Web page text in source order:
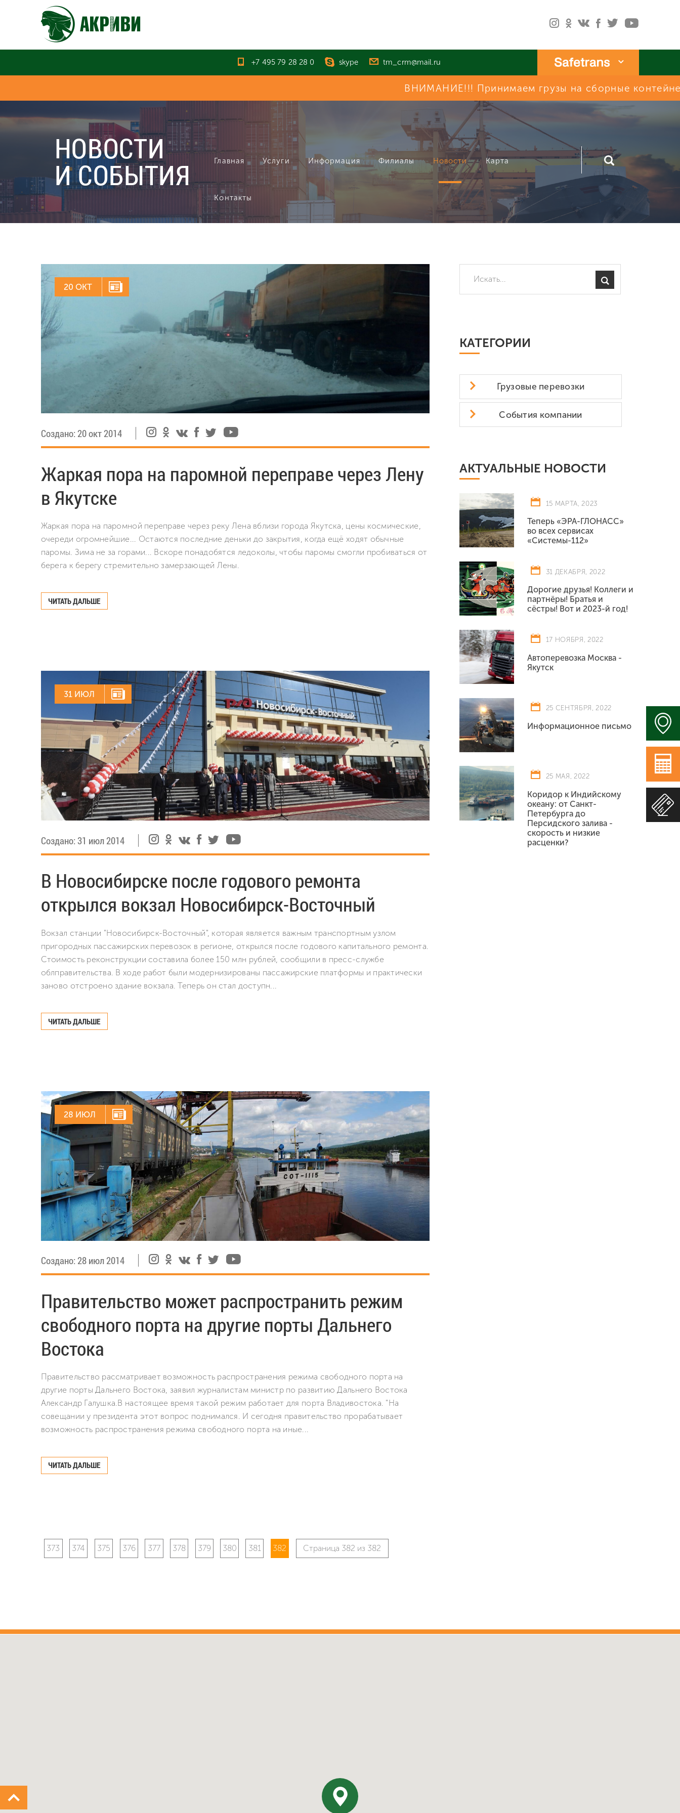
+7 495 79 28 28 0 skype tm_crm@mail.ru
ВНИМАНИЕ!!! Принимаем грузы на сборные контейнеры по
Главная Услуги Информация Филиалы Новости Карта
Контакты
НОВОСТИ
И СОБЫТИЯ
20 ОКТ
Создано: 20 окт 2014
Жаркая пора на паромной переправе через Лену
в Якутске
Жаркая пора на паромной переправе через реку Лена вблизи города Якутска, цены космические,
очереди огромнейшие... Остаются последние деньки до закрытия, когда ещё ходят обычные
паромы. Зима не за горами... Вскоре понадобятся ледоколы, чтобы паромы смогли пробиваться от
берега к берегу стремительно замерзающей Лены.
ЧИТАТЬ ДАЛЬШЕ
31 ИЮЛ
Создано: 31 июл 2014
В Новосибирске после годового ремонта
открылся вокзал Новосибирск-Восточный
Вокзал станции "Новосибирск-Восточный", которая является важным транспортным узлом
пригородных пассажирских перевозок в регионе, открылся после годового капитального ремонта.
Стоимость реконструкции составила более 150 млн рублей, сообщили в пресс-службе
облправительства. В ходе работ были модернизированы пассажирские платформы и практически
заново отстроено здание вокзала. Теперь он стал доступн...
ЧИТАТЬ ДАЛЬШЕ
28 ИЮЛ
Создано: 28 июл 2014
Правительство может распространить режим
свободного порта на другие порты Дальнего
Востока
Правительство рассматривает возможность распространения режима свободного порта на
другие порты Дальнего Востока, заявил журналистам министр по развитию Дальнего Востока
Александр Галушка.В настоящее время такой режим работает для порта Владивостока. "На
совещании у президента этот вопрос поднимался. И сегодня правительство прорабатывает
возможность распространения режима свободного порта на иные...
ЧИТАТЬ ДАЛЬШЕ
373 374 375 376 377 378 379 380 381 382 Страница 382 из 382
КАТЕГОРИИ
Грузовые перевозки
События компании
АКТУАЛЬНЫЕ НОВОСТИ
15 МАРТА, 2023
Теперь «ЭРА-ГЛОНАСС»
во всех сервисах
«Системы-112»
31 ДЕКАБРЯ, 2022
Дорогие друзья! Коллеги и
партнёры! Братья и
сёстры! Вот и 2023-й год!
17 НОЯБРЯ, 2022
Автоперевозка Москва -
Якутск
25 СЕНТЯБРЯ, 2022
Информационное письмо
25 МАЯ, 2022
Коридор к Индийскому
океану: от Cанкт-
Петербурга до
Персидского залива -
скорость и низкие
расценки?